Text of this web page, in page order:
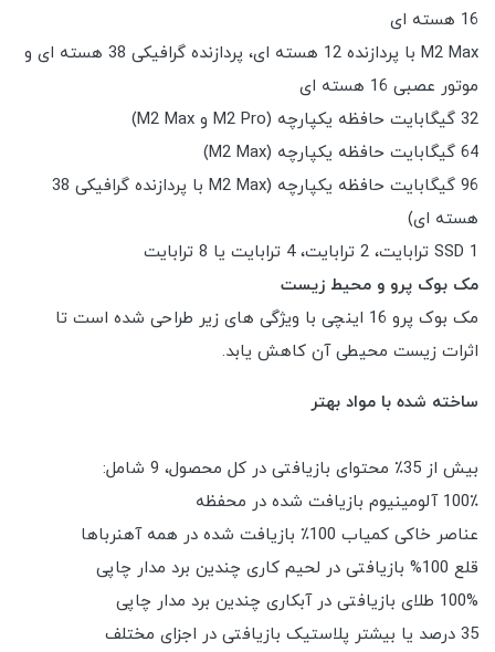
16 هسته ای
M2 Max با پردازنده 12 هسته ای، پردازنده گرافیکی 38 هسته ای و
موتور عصبی 16 هسته ای
32 گیگابایت حافظه یکپارچه (M2 Pro و M2 Max)
64 گیگابایت حافظه یکپارچه (M2 Max)
96 گیگابایت حافظه یکپارچه (M2 Max با پردازنده گرافیکی 38
هسته ای)
SSD 1 ترابایت، 2 ترابایت، 4 ترابایت یا 8 ترابایت
مک بوک پرو و محیط زیست
مک بوک پرو 16 اینچی با ویژگی های زیر طراحی شده است تا
اثرات زیست محیطی آن کاهش یابد.
ساخته شده با مواد بهتر
بیش از 35٪ محتوای بازیافتی در کل محصول، 9 شامل:
100٪ آلومینیوم بازیافت شده در محفظه
عناصر خاکی کمیاب 100٪ بازیافت شده در همه آهنرباها
قلع 100% بازیافتی در لحیم کاری چندین برد مدار چاپی
100% طلای بازیافتی در آبکاری چندین برد مدار چاپی
35 درصد یا بیشتر پلاستیک بازیافتی در اجزای مختلف